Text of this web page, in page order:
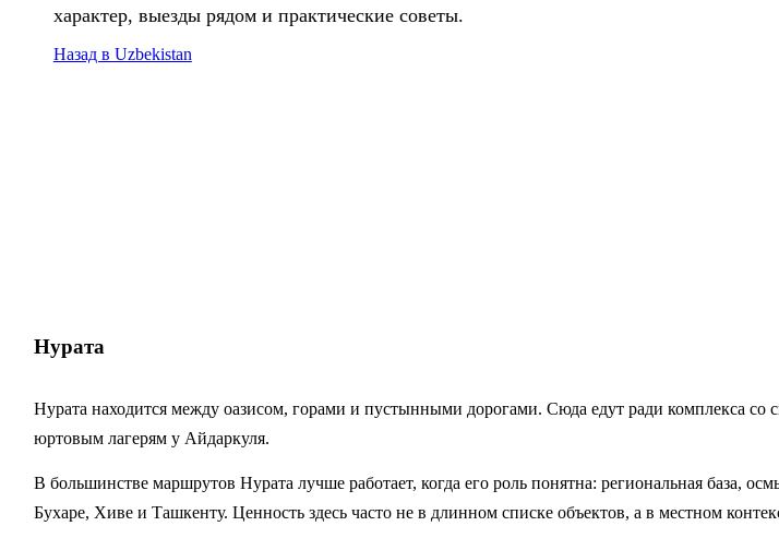
характер, выезды рядом и практические советы.
Назад в Uzbekistan
Нурата
Нурата находится между оазисом, горами и пустынными дорогами. Сюда едут ради комплекса
юртовым лагерям у Айдаркуля.
В большинстве маршрутов Нурата лучше работает, когда его роль понятна: региональная база,
Бухаре, Хиве и Ташкенту. Ценность здесь часто не в длинном списке объектов, а в местном